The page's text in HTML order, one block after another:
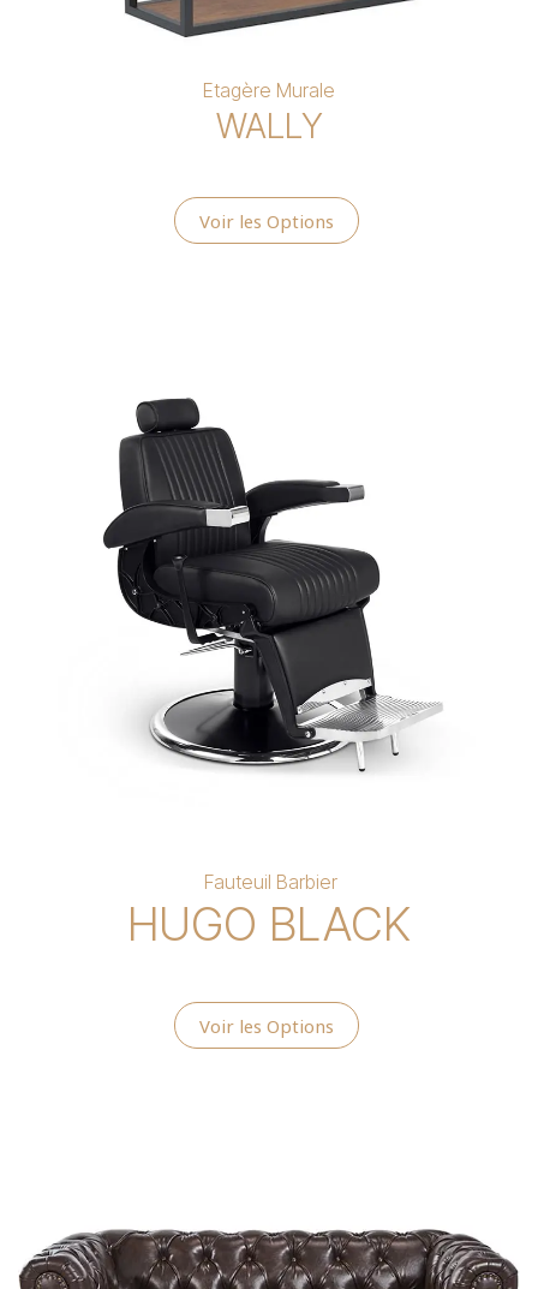
Etagère Murale
WALLY
Voir les Options
Fauteuil Barbier
HUGO BLACK
Voir les Options